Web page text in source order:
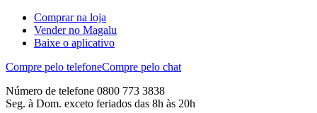
Comprar na loja
Vender no Magalu
Baixe o aplicativo
Compre pelo telefoneCompre pelo chat
Número de telefone 0800 773 3838
Seg. à Dom. exceto feriados das 8h às 20h